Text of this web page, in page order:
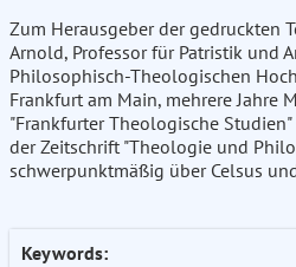
Zum Herausgeber der gedruckten
Arnold, Professor für Patristik und
Philosophisch-Theologischen
Frankfurt am Main, mehrere Jahre
"Frankfurter Theologische
der Zeitschrift "Theologie und
schwerpunktmäßig über Celsus
Keywords: